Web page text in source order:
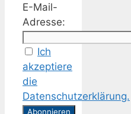
E-Mail-
Adresse:
Ich
akzeptiere
die
Datenschutzerklärung.